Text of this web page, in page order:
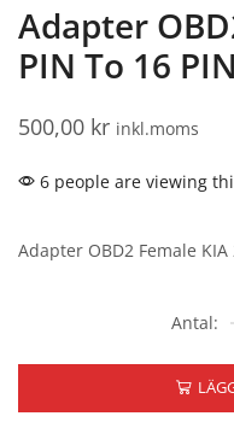
Adapter
PIN To 16 PIN
500,00 kr inkl.moms
6 people are viewing
Adapter OBD2 Female KIA